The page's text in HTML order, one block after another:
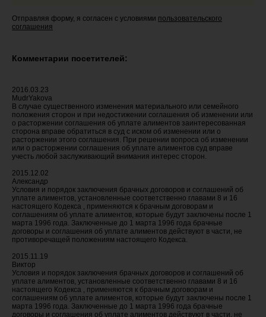
Отправляя форму, я согласен с условиями пользовательского
соглашения
Комментарии посетителей:
2016.03.23
MudrYakova
В случае существенного изменения материального или семейного
положения сторон и при недостижении соглашения об изменении или
о расторжении соглашения об уплате алиментов заинтересованная
сторона вправе обратиться в суд с иском об изменении или о
расторжении этого соглашения. При решении вопроса об изменении
или о расторжении соглашения об уплате алиментов суд вправе
учесть любой заслуживающий внимания интерес сторон.
2015.12.02
Александр
Условия и порядок заключения брачных договоров и соглашений об
уплате алиментов, установленные соответственно главами 8 и 16
настоящего Кодекса , применяются к брачным договорам и
соглашениям об уплате алиментов, которые будут заключены после 1
марта 1996 года. Заключенные до 1 марта 1996 года брачные
договоры и соглашения об уплате алиментов действуют в части, не
противоречащей положениям настоящего Кодекса.
2015.11.19
Виктор
Условия и порядок заключения брачных договоров и соглашений об
уплате алиментов, установленные соответственно главами 8 и 16
настоящего Кодекса , применяются к брачным договорам и
соглашениям об уплате алиментов, которые будут заключены после 1
марта 1996 года. Заключенные до 1 марта 1996 года брачные
договоры и соглашения об уплате алиментов действуют в части, не